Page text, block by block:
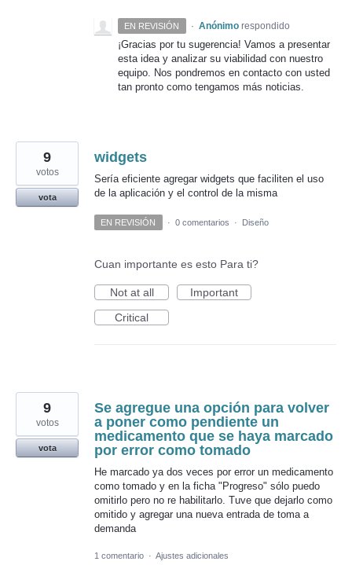
EN REVISIÓN · Anónimo respondido
¡Gracias por tu sugerencia! Vamos a presentar
esta idea y analizar su viabilidad con nuestro
equipo. Nos pondremos en contacto con usted
tan pronto como tengamos más noticias.
widgets
Sería eficiente agregar widgets que faciliten el uso
de la aplicación y el control de la misma
9
votos
vota
EN REVISIÓN · 0 comentarios · Diseño
Cuan importante es esto Para ti?
Not at all
Important
Critical
Se agregue una opción para volver
a poner como pendiente un
medicamento que se haya marcado
por error como tomado
He marcado ya dos veces por error un medicamento
como tomado y en la ficha "Progreso" sólo puedo
omitirlo pero no re habilitarlo. Tuve que dejarlo como
omitido y agregar una nueva entrada de toma a
demanda
9
votos
vota
1 comentario · Ajustes adicionales